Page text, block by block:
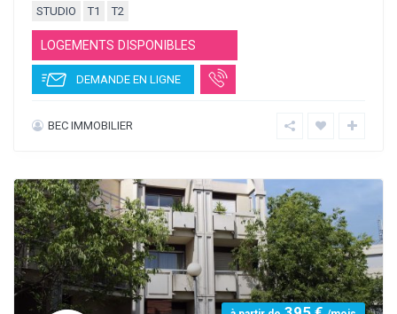
DEMANDE EN LIGNE
PROBY
à partir de420 €/mois